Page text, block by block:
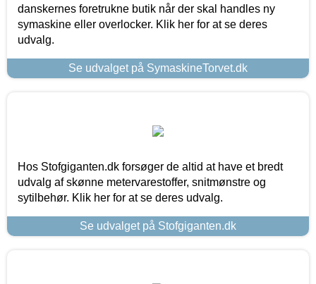
danskernes foretrukne butik når der skal handles ny
symaskine eller overlocker. Klik her for at se deres
udvalg.
Se udvalget på SymaskineTorvet.dk
Hos Stofgiganten.dk forsøger de altid at have et bredt
udvalg af skønne metervarestoffer, snitmønstre og
sytilbehør. Klik her for at se deres udvalg.
Se udvalget på Stofgiganten.dk